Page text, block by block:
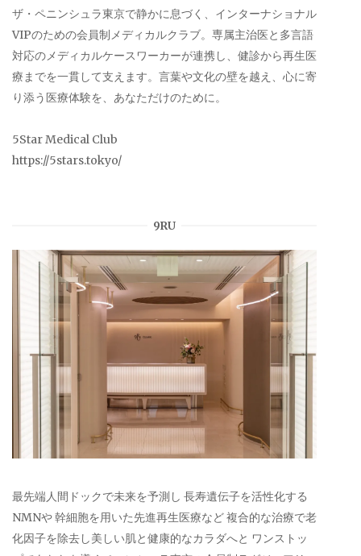
ザ・ペニンシュラ東京で静かに息づく、インターナショナル
VIPのための会員制メディカルクラブ。専属主治医と多言語
対応のメディカルケースワーカーが連携し、健診から再生医
療までを一貫して支えます。言葉や文化の壁を越え、心に寄
り添う医療体験を、あなただけのために。
5Star Medical Club
https://5stars.tokyo/
9RU
最先端人間ドックで未来を予測し 長寿遺伝子を活性化する
NMNや 幹細胞を用いた先進再生医療など 複合的な治療で老
化因子を除去し美しい肌と健康的なカラダへと ワンストッ